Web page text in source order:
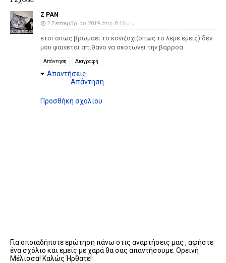
Z PAN
2 Σεπτεμβρίου 2019 στις 8:16 μ.μ.
ετσι οπως βρωμαει το κονιζοχι(οπως το λεμε εμεις) δεν
μου φαινεται απιθανο να σκοτωνει την βαρροα.
Απάντηση Διαγραφή
Απαντήσεις
Απάντηση
Προσθήκη σχολίου
Για οποιαδήποτε ερώτηση πάνω στις αναρτήσεις μας , αφήστε
ένα σχόλιο και εμείς με χαρά θα σας απαντήσουμε. Ορεινή
Μέλισσα! Καλώς Ήρθατε!